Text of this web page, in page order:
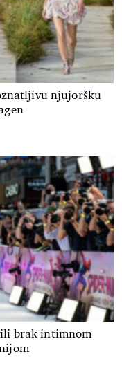
njujoršku
brak intimnom